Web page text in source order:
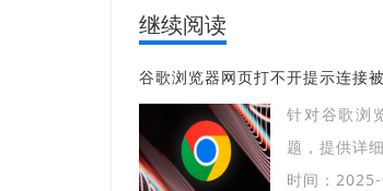
继续阅读
谷歌浏览器网页打不开提示连接
针对谷歌浏
题，提供详
时间：